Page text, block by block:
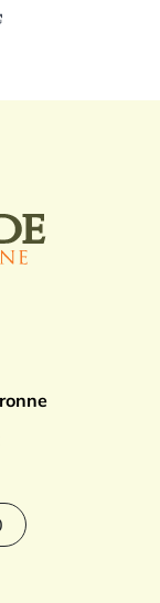
Facebook
le compte